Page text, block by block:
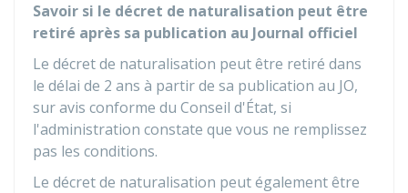
Savoir si le décret de naturalisation peut être
retiré après sa publication au Journal officiel
Le décret de naturalisation peut être retiré dans
le délai de 2 ans à partir de sa publication au JO,
sur avis conforme du Conseil d'État, si
l'administration constate que vous ne remplissez
pas les conditions.
Le décret de naturalisation peut également être